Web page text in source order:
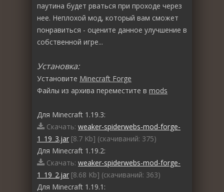
паутина будет рваться при проходе через
нее. Неплохой мод, который вам сможет
понравиться - оцените данное улучшение в
собственной игре...
Установка:
Установите Minecraft Forge
Файлы из архива переместите в mods
Для Minecraft 1.19.3:
Скачать: weaker-spiderwebs-mod-forge-
1_19_3.jar [8.7 Kb] (cкачиваний: 375)
Для Minecraft 1.19.2:
Скачать: weaker-spiderwebs-mod-forge-
1_19_2.jar [8.68 Kb] (cкачиваний: 363)
Для Minecraft 1.19.1: